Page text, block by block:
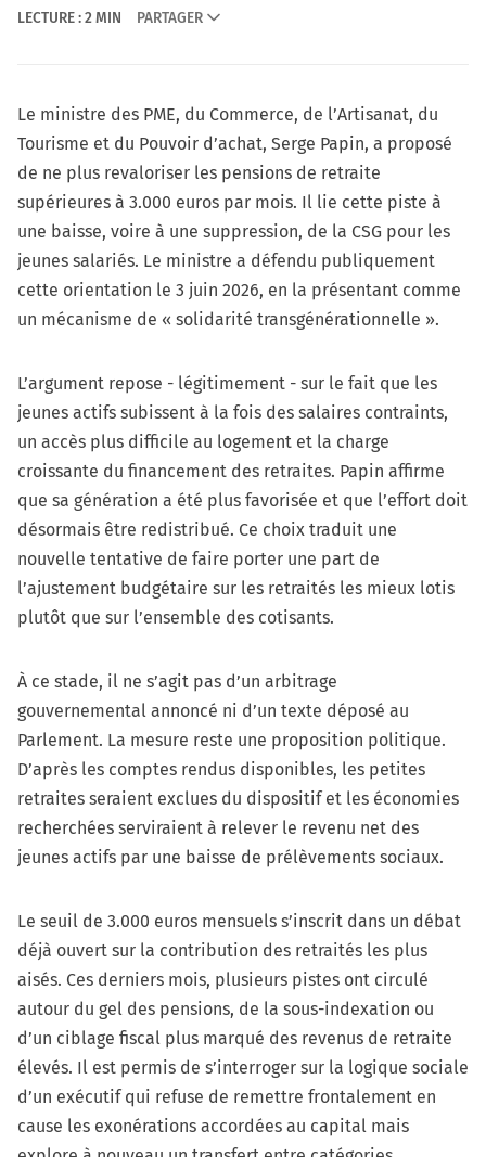
LECTURE : 2 MIN
PARTAGER
Le ministre des PME, du Commerce, de l’Artisanat, du
Tourisme et du Pouvoir d’achat, Serge Papin, a proposé
de ne plus revaloriser les pensions de retraite
supérieures à 3.000 euros par mois. Il lie cette piste à
une baisse, voire à une suppression, de la CSG pour les
jeunes salariés. Le ministre a défendu publiquement
cette orientation le 3 juin 2026, en la présentant comme
un mécanisme de « solidarité transgénérationnelle ».
L’argument repose - légitimement - sur le fait que les
jeunes actifs subissent à la fois des salaires contraints,
un accès plus difficile au logement et la charge
croissante du financement des retraites. Papin affirme
que sa génération a été plus favorisée et que l’effort doit
désormais être redistribué. Ce choix traduit une
nouvelle tentative de faire porter une part de
l’ajustement budgétaire sur les retraités les mieux lotis
plutôt que sur l’ensemble des cotisants.
À ce stade, il ne s’agit pas d’un arbitrage
gouvernemental annoncé ni d’un texte déposé au
Parlement. La mesure reste une proposition politique.
D’après les comptes rendus disponibles, les petites
retraites seraient exclues du dispositif et les économies
recherchées serviraient à relever le revenu net des
jeunes actifs par une baisse de prélèvements sociaux.
Le seuil de 3.000 euros mensuels s’inscrit dans un débat
déjà ouvert sur la contribution des retraités les plus
aisés. Ces derniers mois, plusieurs pistes ont circulé
autour du gel des pensions, de la sous-indexation ou
d’un ciblage fiscal plus marqué des revenus de retraite
élevés. Il est permis de s’interroger sur la logique sociale
d’un exécutif qui refuse de remettre frontalement en
cause les exonérations accordées au capital mais